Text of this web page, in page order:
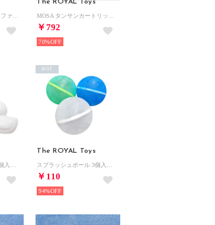
The ROYAL Toys
￥792
70%
The ROYAL Toys
￥110
HOT
94%